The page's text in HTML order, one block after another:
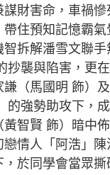
財害命，車禍
帶住預知記憶霸
拆解潘雪文聯手
抄襲與陷害，更
謙（馬國明 飾）
的強勢助攻下，
智賢 飾）暗中
戀情人「阿浩」
於同學會當眾